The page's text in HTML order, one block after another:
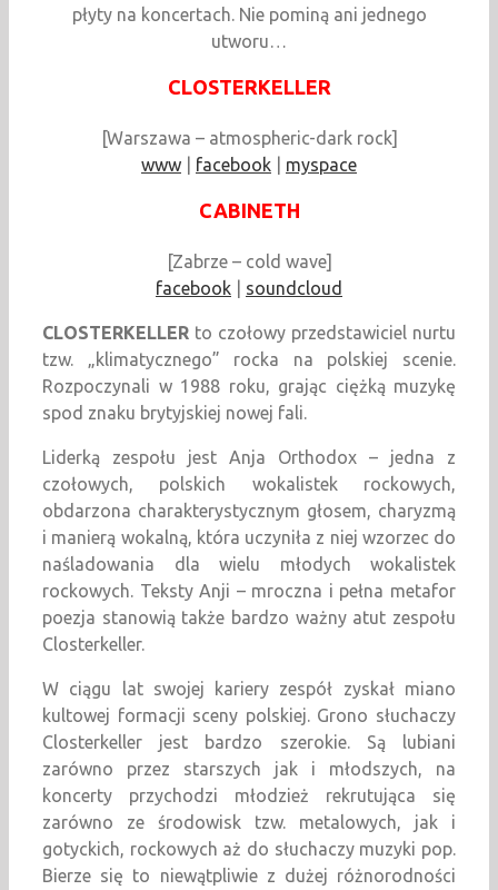
płyty na koncertach. Nie pominą ani jednego
utworu…
CLOSTERKELLER
[Warszawa – atmospheric-dark rock]
www
facebook myspace
CABINETH
[Zabrze – cold wave]
facebook
soundcloud
CLOSTERKELLER to czołowy przedstawiciel nurtu
tzw. „klimatycznego” rocka na polskiej scenie.
Rozpoczynali w 1988 roku, grając ciężką muzykę
spod znaku brytyjskiej nowej fali.
Liderką zespołu jest Anja Orthodox – jedna z
czołowych, polskich wokalistek rockowych,
obdarzona charakterystycznym głosem, charyzmą
i manierą wokalną, która uczyniła z niej wzorzec do
naśladowania dla wielu młodych wokalistek
rockowych. Teksty Anji – mroczna i pełna metafor
poezja stanowią także bardzo ważny atut zespołu
Closterkeller.
W ciągu lat swojej kariery zespół zyskał miano
kultowej formacji sceny polskiej. Grono słuchaczy
Closterkeller jest bardzo szerokie. Są lubiani
zarówno przez starszych jak i młodszych, na
koncerty przychodzi młodzież rekrutująca się
zarówno ze środowisk tzw. metalowych, jak i
gotyckich, rockowych aż do słuchaczy muzyki pop.
Bierze się to niewątpliwie z dużej różnorodności